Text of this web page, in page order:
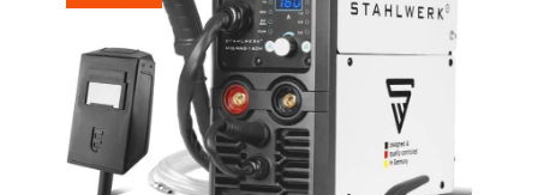
torche. Cette
fonction préserve les
pièces d'usure et
augmente
notablement leur
longévité. Le
fonctionnement
automatique en